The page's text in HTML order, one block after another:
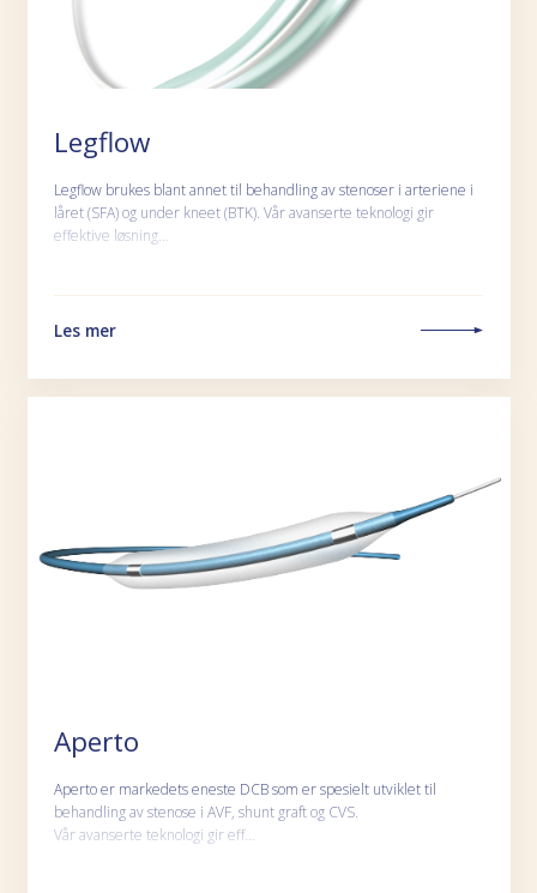
Legflow
Legflow brukes blant annet til behandling av stenoser i arteriene i
låret (SFA) og under kneet (BTK). Vår avanserte teknologi gir
effektive løsning…
Les mer
Aperto
Aperto er markedets eneste DCB som er spesielt utviklet til
behandling av stenose i AVF, shunt graft og CVS.
Vår avanserte teknologi gir eff…